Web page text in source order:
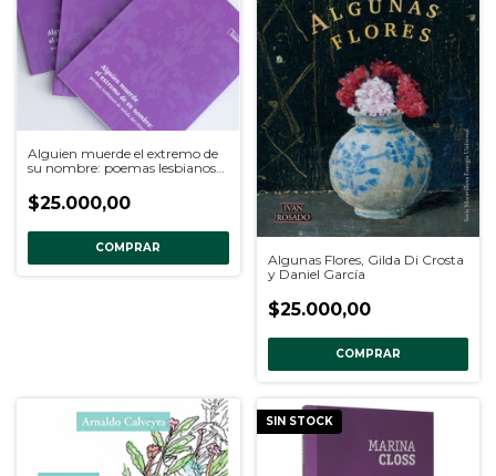
Alguien muerde el extremo de
su nombre: poemas lesbianos
$25.000,00
COMPRAR
Algunas Flores, Gilda Di Crosta
y Daniel García
$25.000,00
COMPRAR
SIN STOCK